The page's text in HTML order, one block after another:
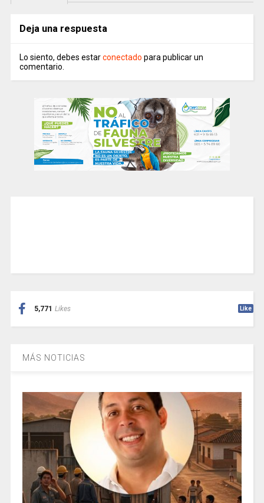
Deja una respuesta
Lo siento, debes estarconectado para publicar un
comentario.
5,771 Likes Like
MÁS NOTICIAS